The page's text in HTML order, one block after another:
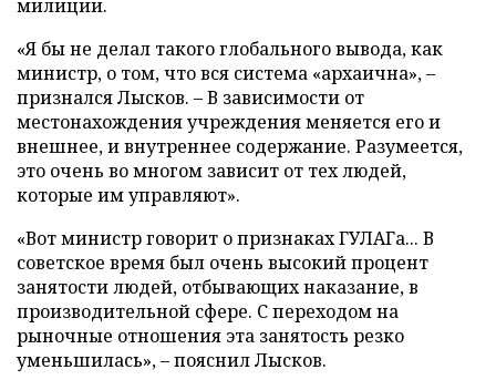
милиции.
«Я бы не делал такого глобального вывода, как
министр, о том, что вся система «архаична», –
признался Лысков. – В зависимости от
местонахождения учреждения меняется его и
внешнее, и внутреннее содержание. Разумеется,
это очень во многом зависит от тех людей,
которые им управляют».
«Вот министр говорит о признаках ГУЛАГа... В
советское время был очень высокий процент
занятости людей, отбывающих наказание, в
производительной сфере. С переходом на
рыночные отношения эта занятость резко
уменьшилась», – пояснил Лысков.